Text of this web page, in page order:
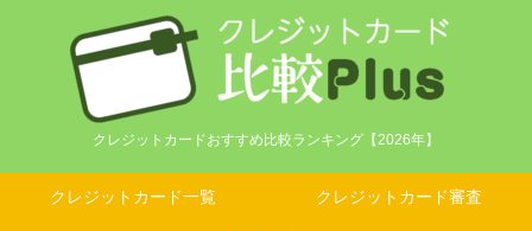
クレジットカードおすすめ比較ランキング【2026年】
クレジットカード一覧 クレジットカード審査